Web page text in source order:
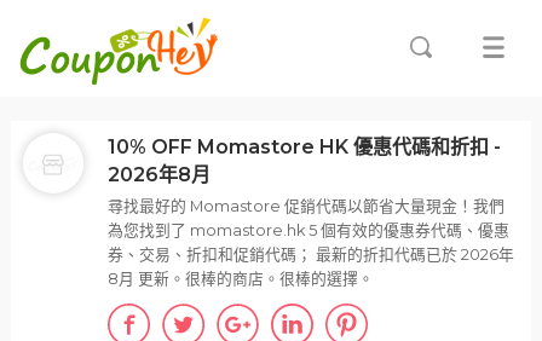
10% OFF Momastore HK 優惠代碼和折扣 -
2026年8月
尋找最好的 Momastore 促銷代碼以節省大量現金！我們
為您找到了 momastore.hk 5 個有效的優惠券代碼、優惠
券、交易、折扣和促銷代碼； 最新的折扣代碼已於 2026年
8月 更新。很棒的商店。很棒的選擇。